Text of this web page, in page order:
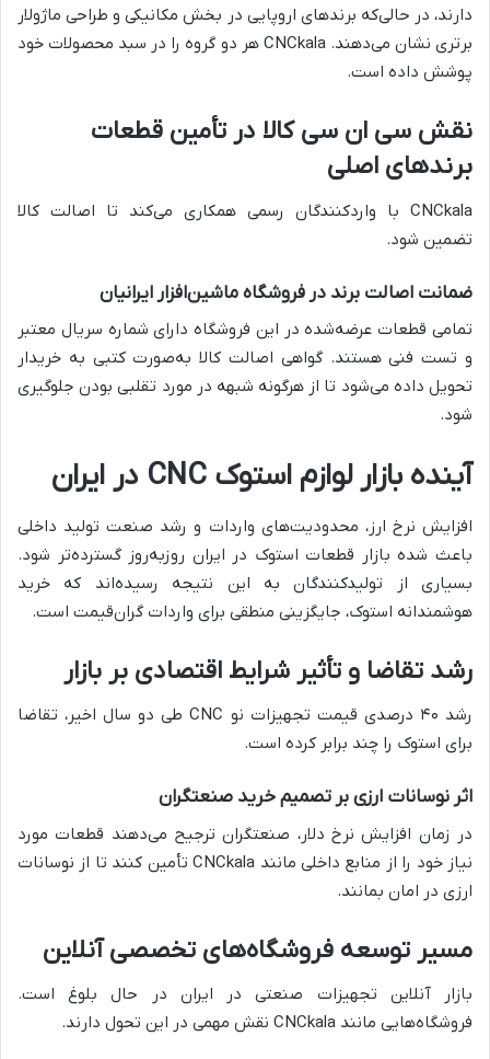
دارند، در حالی‌که برندهای اروپایی در بخش مکانیکی و طراحی ماژولار
برتری نشان می‌دهند. CNCkala هر دو گروه را در سبد محصولات خود
پوشش داده است.
نقش سی ان سی کالا در تأمین قطعات
برندهای اصلی
CNCkala با واردکنندگان رسمی همکاری می‌کند تا اصالت کالا
تضمین شود.
ضمانت اصالت برند در فروشگاه ماشین‌افزار ایرانیان
تمامی قطعات عرضه‌شده در این فروشگاه دارای شماره سریال معتبر
و تست فنی هستند. گواهی اصالت کالا به‌صورت کتبی به خریدار
تحویل داده می‌شود تا از هرگونه شبهه در مورد تقلبی بودن جلوگیری
شود.
آینده بازار لوازم استوک CNC در ایران
افزایش نرخ ارز، محدودیت‌های واردات و رشد صنعت تولید داخلی
باعث شده بازار قطعات استوک در ایران روزبه‌روز گسترده‌تر شود.
بسیاری از تولیدکنندگان به این نتیجه رسیده‌اند که خرید
هوشمندانه استوک، جایگزینی منطقی برای واردات گران‌قیمت است.
رشد تقاضا و تأثیر شرایط اقتصادی بر بازار
رشد ۴۰ درصدی قیمت تجهیزات نو CNC طی دو سال اخیر، تقاضا
برای استوک را چند برابر کرده است.
اثر نوسانات ارزی بر تصمیم خرید صنعتگران
در زمان افزایش نرخ دلار، صنعتگران ترجیح می‌دهند قطعات مورد
نیاز خود را از منابع داخلی مانند CNCkala تأمین کنند تا از نوسانات
ارزی در امان بمانند.
مسیر توسعه فروشگاه‌های تخصصی آنلاین
بازار آنلاین تجهیزات صنعتی در ایران در حال بلوغ است.
فروشگاه‌هایی مانند CNCkala نقش مهمی در این تحول دارند.